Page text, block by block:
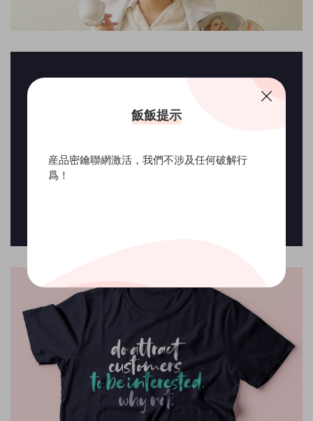
飯飯提示
産品密鑰聯網激活，我們不涉及任何破解行
爲！